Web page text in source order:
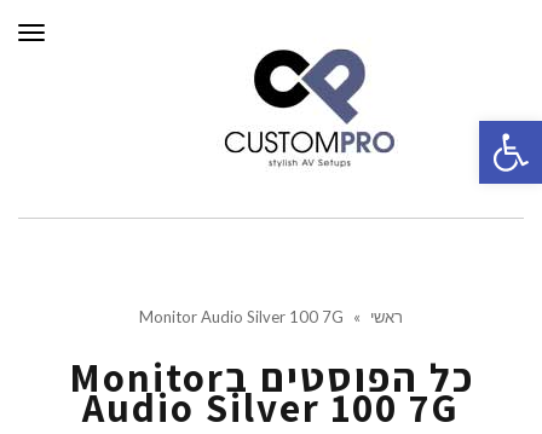
ראשי »
Monitor Audio Silver 100 7G
כל הפוסטים בMonitor
Audio Silver 100 7G
פתח סרגל נגישות